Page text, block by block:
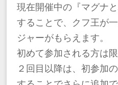
現在開催中の『マグナ
することで、クフ王が
ジャーがもらえます。
初めて参加される方は
２回目以降は、初参加